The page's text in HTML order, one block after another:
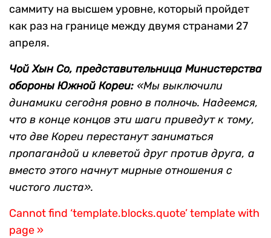
саммиту на высшем уровне, который пройдет
как раз на границе между двумя странами 27
апреля.
Чой Хын Со, представительница Министерства
обороны Южной Кореи: «Мы выключили
динамики сегодня ровно в полночь. Надеемся,
что в конце концов эти шаги приведут к тому,
что две Кореи перестанут заниматься
пропагандой и клеветой друг против друга, а
вместо этого начнут мирные отношения с
чистого листа».
Cannot find ‘template.blocks.quote’ template with
page »